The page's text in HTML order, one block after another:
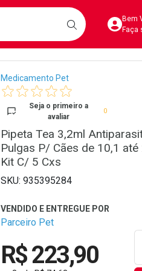
BUSCAR
Bem
Faça
Breadcrumb
Medicamento Pet
Seja o primeiro a
avaliar
0
Pipeta Tea 3,2ml
Pulgas P/ Cães de 10,1
Kit C/ 5 Cxs
935395284
Parceiro Pet
R$ 223,90